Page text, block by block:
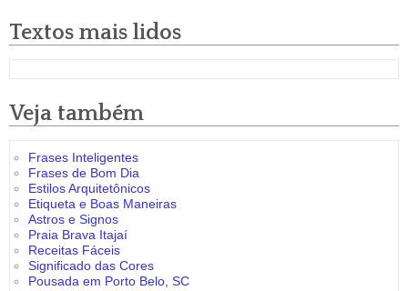
Textos mais lidos
Veja também
Frases Inteligentes
Frases de Bom Dia
Estilos Arquitetônicos
Etiqueta e Boas Maneiras
Astros e Signos
Praia Brava Itajaí
Receitas Fáceis
Significado das Cores
Pousada em Porto Belo, SC